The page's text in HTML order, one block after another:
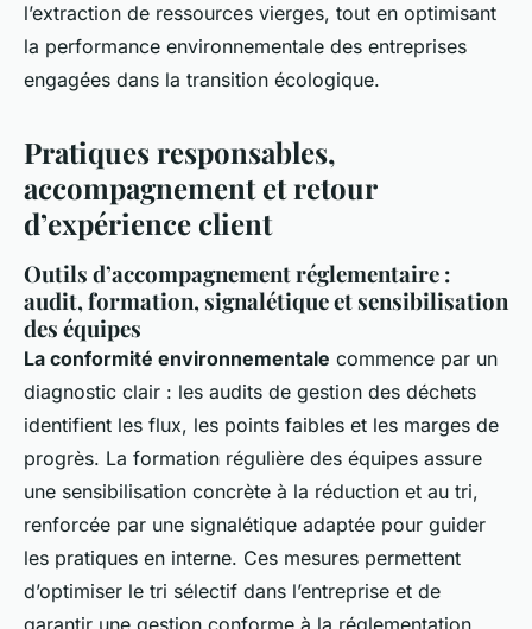
l’extraction de ressources vierges, tout en optimisant
la performance environnementale des entreprises
engagées dans la transition écologique.
Pratiques responsables,
accompagnement et retour
d’expérience client
Outils d’accompagnement réglementaire :
audit, formation, signalétique et sensibilisation
des équipes
La conformité environnementale commence par un
diagnostic clair : les audits de gestion des déchets
identifient les flux, les points faibles et les marges de
progrès. La formation régulière des équipes assure
une sensibilisation concrète à la réduction et au tri,
renforcée par une signalétique adaptée pour guider
les pratiques en interne. Ces mesures permettent
d’optimiser le tri sélectif dans l’entreprise et de